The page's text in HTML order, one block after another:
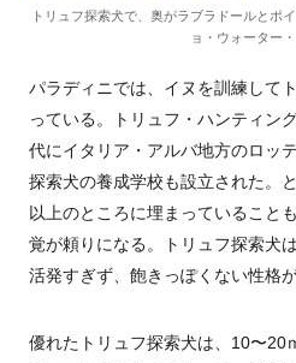
トリュフ探索犬で、奥がラブラドールとポ
ョ・ウォーター・
パラディニでは、イヌを訓練して
っている。トリュフ・ハンティン
代にイタリア・アルバ地方のロッ
探索犬の養成学校も設立された。
以上のところに埋まっていること
覚が頼りになる。トリュフ探索犬
活発すぎず、飽きっぽくない性格
優れたトリュフ探索犬は、10〜20